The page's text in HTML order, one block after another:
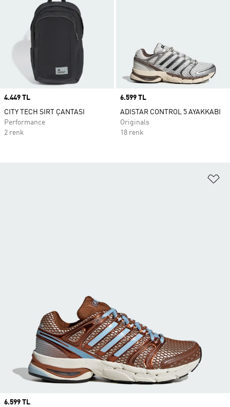
Price
4.449 TL
CITY TECH SIRT ÇANTASI
Performance
2 renk
Price
6.599 TL
ADISTAR CONTROL 5 AYAKKABI
Originals
18 renk
Price
6.599 TL